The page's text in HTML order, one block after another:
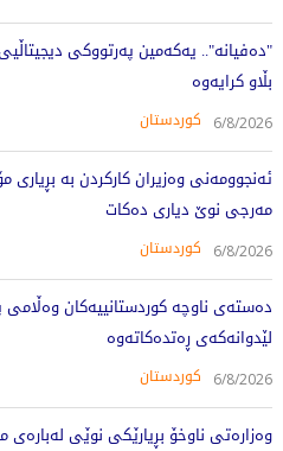
"دەفیانە".. یەکەمین پەرتووکی
بڵاو کرایەوە
6/8/2026 کوردستان
ئەنجوومەنی وەزیران کارکردن بە
مەرجی نوێ دیاری دەکات
6/8/2026 کوردستان
دەستەی ناوچە کوردستانییەکان وەڵامی
لێدوانەکەی ڕەتدەکاتەوە
6/8/2026 کوردستان
وەزارەتی ناوخۆ بڕیارێکی نوێی